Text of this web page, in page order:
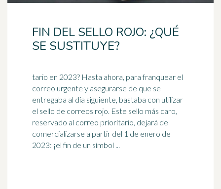
FIN DEL SELLO ROJO: ¿QUÉ
SE SUSTITUYE?
tario en 2023? Hasta ahora, para franquear el
correo urgente y asegurarse de que se
entregaba al día siguiente, bastaba con utilizar
el sello de correos rojo. Este sello más caro,
reservado al correo prioritario, dejará de
comercializarse a partir del 1 de enero de
2023: ¡el fin de un símbol ...